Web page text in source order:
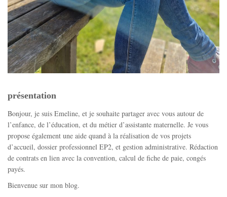
présentation
Bonjour, je suis Emeline, et je souhaite partager avec vous autour de
l’enfance, de l’éducation, et du métier d’assistante maternelle. Je vous
propose également une aide quand à la réalisation de vos projets
d’accueil, dossier professionnel EP2, et gestion administrative. Rédaction
de contrats en lien avec la convention, calcul de fiche de paie, congés
payés.
Bienvenue sur mon blog.